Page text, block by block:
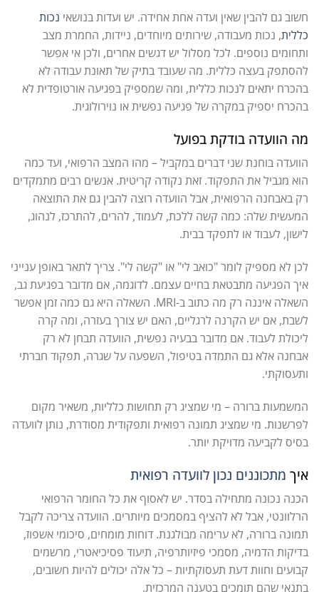
חשוב גם להבין שאין ועדה אחת אחידה. יש ועדות בנושאי נכות
כללית, נכות מעבודה, שירותים מיוחדים, ניידות, החמרת מצב
ותחומים נוספים. לכל מסלול יש דגשים אחרים, ולכן אי אפשר
להסתפק בעצה כללית. מה שעובד בתיק של תאונת עבודה לא
בהכרח יתאים לנכות כללית, ומה שמספיק בפגיעה אורטופדית לא
בהכרח יספיק במקרה של פגיעה נפשית או נוירולוגית.
מה הוועדה בודקת בפועל
הוועדה בוחנת שני דברים במקביל – מהו המצב הרפואי, ועד כמה
הוא מגביל את התפקוד. זאת נקודה קריטית. אנשים רבים מתמקדים
רק באבחנה הרפואית, אבל הוועדה רוצה להבין גם את התוצאה
המעשית שלה: כמה קשה ללכת, לעמוד, להרים, להתרכז, לנהוג,
לישון, לעבוד או לתפקד בבית.
לכן לא מספיק לומר "כואב לי" או "קשה לי". צריך לתאר באופן ענייני
איך הפגיעה מתבטאת בחיים עצמם. לדוגמה, אם מדובר בפגיעת גב,
השאלה איננה רק מה כתוב ב-MRI. השאלה היא גם כמה זמן אפשר
לשבת, אם יש הקרנה לרגליים, האם יש צורך בעזרה, ומה קרה
ליכולת לעבוד. אם מדובר בבעיה נפשית, הוועדה תבחן לא רק
אבחנה אלא גם התמדה בטיפול, השפעה על שגרה, תפקוד חברתי
ותעסוקתי.
המשמעות ברורה – מי שמציג רק תחושות כלליות, משאיר מקום
לפרשנות. מי שמציג תמונה רפואית ותפקודית מסודרת, נותן לוועדה
בסיס לקביעה מדויקת יותר.
איך מתכוננים נכון לוועדה רפואית
הכנה נכונה מתחילה בסדר. יש לאסוף את כל החומר הרפואי
הרלוונטי, אבל לא להציף במסמכים מיותרים. הוועדה צריכה לקבל
תמונה ברורה, לא ערימה מבולגנת. דוחות מומחים, סיכומי אשפוז,
בדיקות הדמיה, מסמכי פיזיותרפיה, תיעוד פסיכיאטרי, מרשמים
קבועים וחוות דעת תעסוקתיות – כל אלה יכולים להיות חשובים,
בתנאי שהם תומכים בטענה המרכזית.